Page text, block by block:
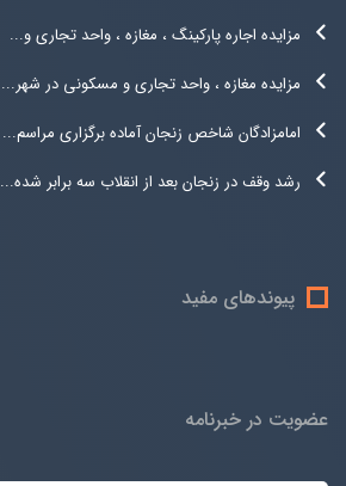
مزایده اجاره پارکینگ ، مغازه ، واحد تجاری و...
مزایده مغازه ، واحد تجاری و مسکونی در شهر...
امامزادگان شاخص زنجان آماده برگزاری مراسم...
رشد وقف در زنجان بعد از انقلاب سه برابر شده...
پیوندهای مفید
عضویت در خبرنامه